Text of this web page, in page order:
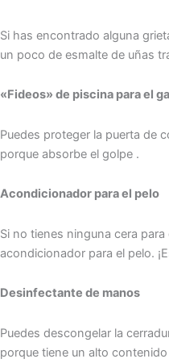
Si has encontrado alguna
un poco de esmalte de uñas
«Fideos» de piscina para el
Puedes proteger la puerta de
porque absorbe el golpe .
Acondicionador para el pelo
Si no tienes ninguna cera
acondicionador para el pelo.
Desinfectante de manos
Puedes descongelar la
porque tiene un alto